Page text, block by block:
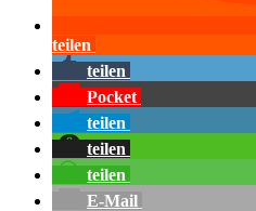
teilen
teilen
Pocket
teilen
teilen
teilen
E-Mail